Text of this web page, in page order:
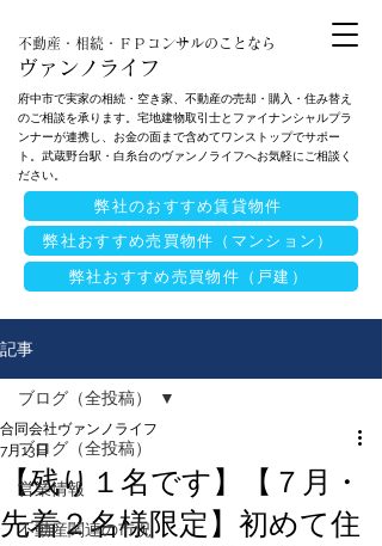
府中市で実家の相続・空き家、不動産の売却・購入・住み替え
のご相談を承ります。宅地建物取引士とファイナンシャルプラ
ンナーが連携し、お金の面まで含めてワンストップでサポー
ト。武蔵野台駅・白糸台のヴァンノライフへお気軽にご相談く
ださい。
ヴァンノライフ
不動産・相続・ＦＰコンサルのことなら
弊社おすすめ売買物件（マンション）
弊社のおすすめ賃貸物件
弊社おすすめ売買物件（戸建）
記事
ブログ（全投稿）
営業情報
不動産関連の市況
ブログ（全投稿）
【残り１名です】【７月・
先着２名様限定】初めて住
合同会社ヴァンノライフ
7月13日